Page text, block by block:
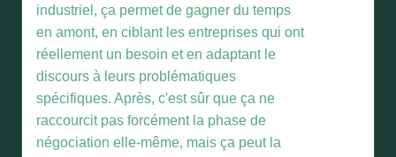
industriel, ça permet de gagner du temps
en amont, en ciblant les entreprises qui ont
réellement un besoin et en adaptant le
discours à leurs problématiques
spécifiques. Après, c'est sûr que ça ne
raccourcit pas forcément la phase de
négociation elle-même, mais ça peut la